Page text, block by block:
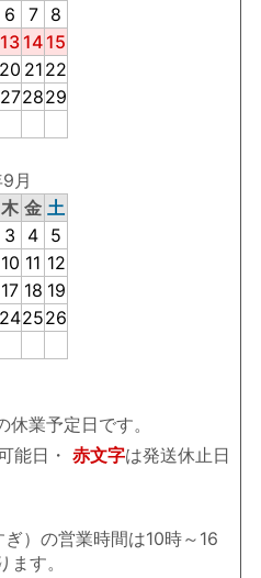
6 7
8
13 14 15
20 21 22
272829
月
木 金 土
3 4 5
10 11 12
17 18 19
242526
休業予定日です。
能日・ 赤文字は発送休止日
）の営業時間は10時～16
す。